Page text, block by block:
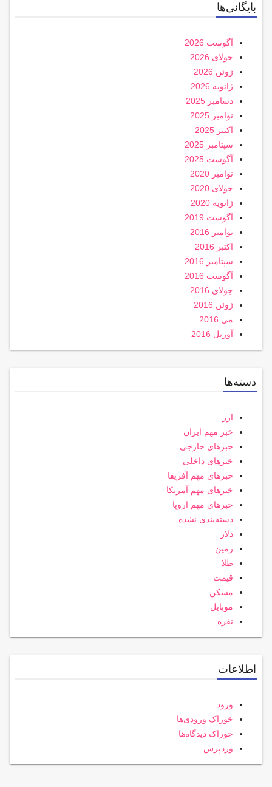
بایگانی‌ها
آگوست 2026
جولای 2026
ژوئن 2026
ژانویه 2026
دسامبر 2025
نوامبر 2025
اکتبر 2025
سپتامبر 2025
آگوست 2025
نوامبر 2020
جولای 2020
ژانویه 2020
آگوست 2019
نوامبر 2016
اکتبر 2016
سپتامبر 2016
آگوست 2016
جولای 2016
ژوئن 2016
می 2016
آوریل 2016
دسته‌ها
ارز
خبر مهم ایران
خبرهای خارجی
خبرهای داخلی
خبرهای مهم آفریقا
خبرهای مهم آمریکا
خبرهای مهم اروپا
دسته‌بندی نشده
دلار
زمین
طلا
قیمت
مسکن
موبایل
نقره
اطلاعات
ورود
خوراک ورودی‌ها
خوراک دیدگاه‌ها
وردپرس